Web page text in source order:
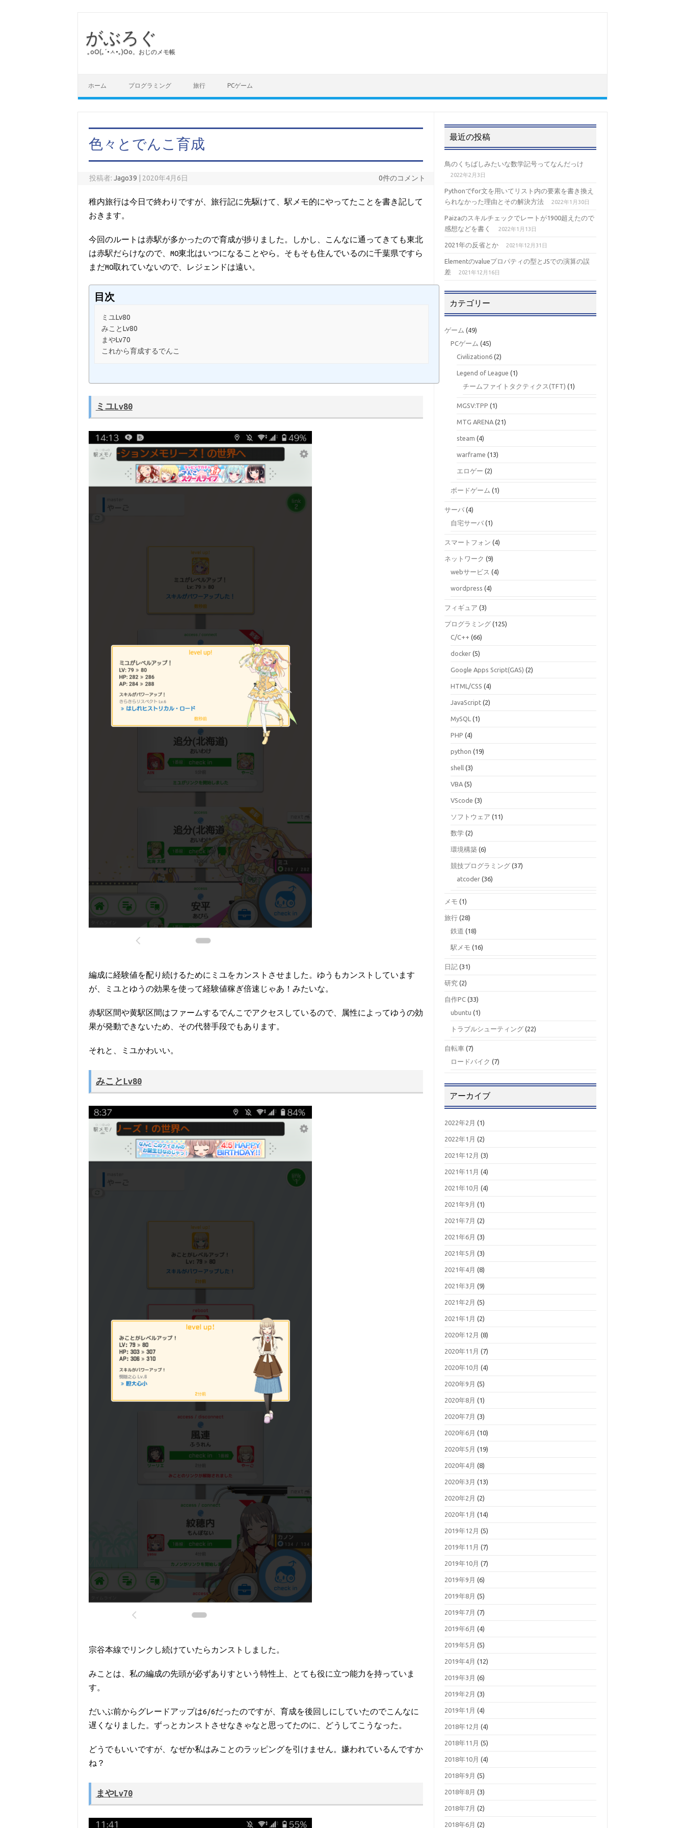
がぶろぐ
｡оО(｡´•ㅅ•｡)Оо。おじのメモ帳
ホーム プログラミング 旅行 PCゲーム
色々とでんこ育成
投稿者:Jago39 2020年4月6日 0件のコメント
稚内旅行は今日で終わりですが、旅行記に先駆けて、駅メモ的にやってたことを書き記して
おきます。
今回のルートは赤駅が多かったので育成が捗りました。しかし、こんなに通ってきても東北
は赤駅だらけなので、MO東北はいつになることやら。そもそも住んでいるのに千葉県ですら
まだMO取れていないので、レジェンドは遠い。
目次
ミユLv80
みことLv80
まやLv70
これから育成するでんこ
ミユLv80
編成に経験値を配り続けるためにミユをカンストさせました。ゆうもカンストしています
が、ミユとゆうの効果を使って経験値稼ぎ倍速じゃあ！みたいな。
赤駅区間や黄駅区間はファームするでんこでアクセスしているので、属性によってゆうの効
果が発動できないため、その代替手段でもあります。
それと、ミユかわいい。
みことLv80
宗谷本線でリンクし続けていたらカンストしました。
みことは、私の編成の先頭が必ずありすという特性上、とても役に立つ能力を持っていま
す。
だいぶ前からグレードアップは6/6だったのですが、育成を後回しにしていたのでこんなに
遅くなりました。ずっとカンストさせなきゃなと思ってたのに、どうしてこうなった。
どうでもいいですが、なぜか私はみことのラッピングを引けません。嫌われているんですか
ね？
まやLv70
最近の投稿
鳥のくちばしみたいな数学記号ってなんだっけ
2022年2月3日
Pythonでfor文を用いてリスト内の要素を書き換え
られなかった理由とその解決方法
2022年1月30日
Paizaのスキルチェックでレートが1900超えたので
感想などを書く
2022年1月13日
2021年の反省とか 2021年12月31日
Elementのvalueプロパティの型とJSでの演算の誤
差
2021年12月16日
カテゴリー
ゲーム (49)
PCゲーム (45)
Civilization6 (2)
Legend of League (1)
チームファイトタクティクス(TFT) (1)
MGSV:TPP (1)
MTG ARENA (21)
steam (4)
warframe (13)
エロゲー (2)
ボードゲーム (1)
サーバ (4)
自宅サーバ (1)
スマートフォン (4)
ネットワーク (9)
webサービス (4)
wordpress (4)
フィギュア (3)
プログラミング (125)
C/C++ (66)
docker (5)
Google Apps Script(GAS) (2)
HTML/CSS (4)
JavaScript (2)
MySQL (1)
PHP (4)
python (19)
shell (3)
VBA (5)
VScode (3)
ソフトウェア (11)
数学 (2)
環境構築 (6)
競技プログラミング (37)
atcoder (36)
メモ (1)
旅行 (28)
鉄道 (18)
駅メモ (16)
日記 (31)
研究 (2)
自作PC (33)
ubuntu (1)
トラブルシューティング (22)
自転車 (7)
ロードバイク (7)
アーカイブ
2022年2月 (1)
2022年1月 (2)
2021年12月 (3)
2021年11月 (4)
2021年10月 (4)
2021年9月 (1)
2021年7月 (2)
2021年6月 (3)
2021年5月 (3)
2021年4月 (8)
2021年3月 (9)
2021年2月 (5)
2021年1月 (2)
2020年12月 (8)
2020年11月 (7)
2020年10月 (4)
2020年9月 (5)
2020年8月 (1)
2020年7月 (3)
2020年6月 (10)
2020年5月 (19)
2020年4月 (8)
2020年3月 (13)
2020年2月 (2)
2020年1月 (14)
2019年12月 (5)
2019年11月 (7)
2019年10月 (7)
2019年9月 (6)
2019年8月 (5)
2019年7月 (7)
2019年6月 (4)
2019年5月 (5)
2019年4月 (12)
2019年3月 (6)
2019年2月 (3)
2019年1月 (4)
2018年12月 (4)
2018年11月 (5)
2018年10月 (4)
2018年9月 (5)
2018年8月 (3)
2018年7月 (2)
2018年6月 (2)